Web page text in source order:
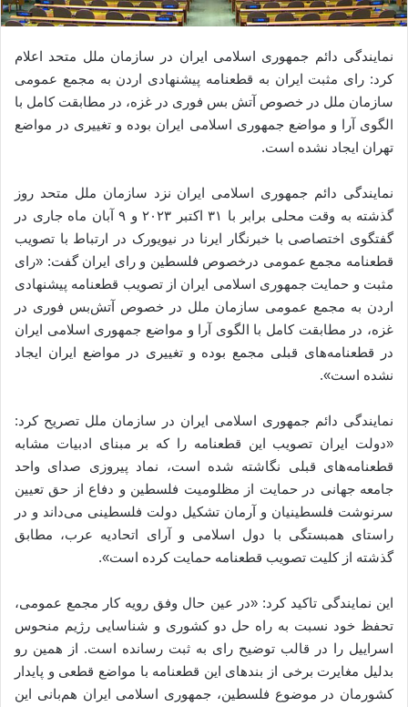
نمایندگی دائم جمهوری اسلامی ایران در سازمان ملل متحد اعلام
کرد: رای مثبت ایران به قطعنامه پیشنهادی اردن به مجمع عمومی
سازمان ملل در خصوص آتش بس فوری در غزه، در مطابقت کامل با
الگوی آرا و مواضع جمهوری اسلامی ایران بوده و تغییری در مواضع
تهران ایجاد نشده است.
نمایندگی دائم جمهوری اسلامی ایران نزد سازمان ملل متحد روز
گذشته به وقت محلی برابر با ۳۱ اکتبر ۲۰۲۳ و ۹ آبان ماه جاری در
گفتگوی اختصاصی با خبرنگار ایرنا در نیویورک در ارتباط با تصویب
قطعنامه مجمع عمومی درخصوص فلسطین و رای ایران گفت: «رای
مثبت و حمایت جمهوری اسلامی ایران از تصویب قطعنامه پیشنهادی
اردن به مجمع عمومی سازمان ملل در خصوص آتش‌بس فوری در
غزه، در مطابقت کامل با الگوی آرا و مواضع جمهوری اسلامی ایران
در قطعنامه‌های قبلی مجمع بوده و تغییری در مواضع ایران ایجاد
نشده است».
نمایندگی دائم جمهوری اسلامی ایران در سازمان ملل تصریح کرد:
«دولت ایران تصویب این قطعنامه را که بر مبنای ادبیات مشابه
قطعنامه‌های قبلی نگاشته شده است، نماد پیروزی صدای واحد
جامعه جهانی در حمایت از مظلومیت فلسطین و دفاع از حق‌ تعیین‌
سرنوشت فلسطینیان و آرمان تشکیل دولت فلسطینی می‌داند و در
راستای همبستگی با دول اسلامی و آرای اتحادیه عرب، مطابق‌
گذشته از کلیت تصویب قطعنامه حمایت کرده است».
این نمایندگی تاکید کرد: «در عین حال وفق رویه کار مجمع عمومی‌،
تحفظ خود نسبت به راه حل دو کشوری و شناسایی رژیم منحوس
اسراییل را در قالب توضیح رای به ثبت رسانده است. از همین رو
بدلیل مغایرت برخی از بندهای این قطعنامه با مواضع قطعی و پایدار
کشورمان در موضوع فلسطین، جمهوری اسلامی ایران هم‌بانی این